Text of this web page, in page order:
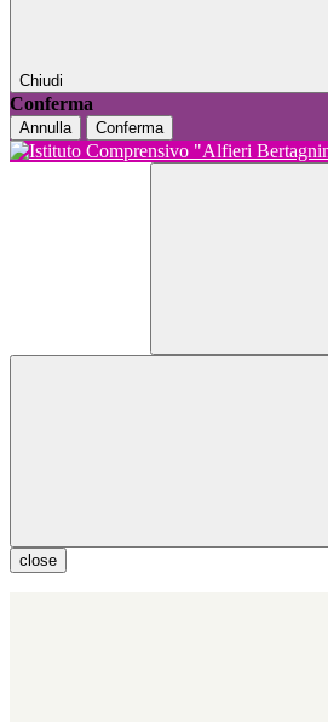
Chiudi
Conferma
Annulla Conferma
close